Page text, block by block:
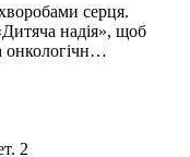
серця.
надія», щоб
онкологічн…